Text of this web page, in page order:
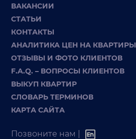
ВАКАНСИИ
СТАТЬИ
КОНТАКТЫ
АНАЛИТИКА ЦЕН НА КВАРТИРЫ
ОТЗЫВЫ И ФОТО КЛИЕНТОВ
F.A.Q. – ВОПРОСЫ КЛИЕНТОВ
ВЫКУП КВАРТИР
СЛОВАРЬ ТЕРМИНОВ
КАРТА САЙТА
Позвоните нам |